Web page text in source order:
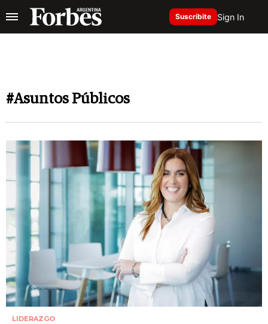
Suscribite Sign In
#Asuntos Públicos
LIDERAZGO